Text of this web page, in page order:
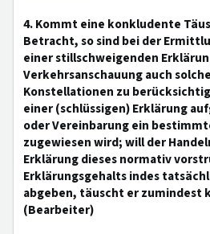
4. Kommt eine konkludente
Betracht, so sind bei der
einer stillschweigenden
Verkehrsanschauung auch solche
Konstellationen zu
einer (schlüssigen) Erklärung
oder Vereinbarung ein
zugewiesen wird; will der
Erklärung dieses normativ
Erklärungsgehalts indes
abgeben, täuscht er zumindest
(Bearbeiter)